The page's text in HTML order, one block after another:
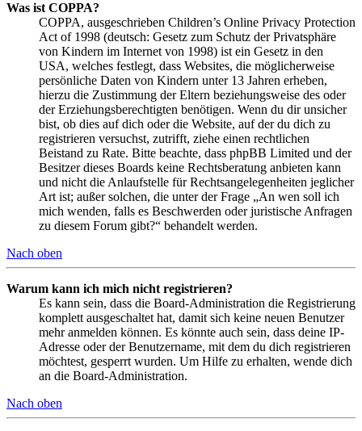
Was ist COPPA?
COPPA, ausgeschrieben Children’s Online Privacy Protection
Act of 1998 (deutsch: Gesetz zum Schutz der Privatsphäre
von Kindern im Internet von 1998) ist ein Gesetz in den
USA, welches festlegt, dass Websites, die möglicherweise
persönliche Daten von Kindern unter 13 Jahren erheben,
hierzu die Zustimmung der Eltern beziehungsweise des oder
der Erziehungsberechtigten benötigen. Wenn du dir unsicher
bist, ob dies auf dich oder die Website, auf der du dich zu
registrieren versuchst, zutrifft, ziehe einen rechtlichen
Beistand zu Rate. Bitte beachte, dass phpBB Limited und der
Besitzer dieses Boards keine Rechtsberatung anbieten kann
und nicht die Anlaufstelle für Rechtsangelegenheiten jeglicher
Art ist; außer solchen, die unter der Frage „An wen soll ich
mich wenden, falls es Beschwerden oder juristische Anfragen
zu diesem Forum gibt?“ behandelt werden.
Nach oben
Warum kann ich mich nicht registrieren?
Es kann sein, dass die Board-Administration die Registrierung
komplett ausgeschaltet hat, damit sich keine neuen Benutzer
mehr anmelden können. Es könnte auch sein, dass deine IP-
Adresse oder der Benutzername, mit dem du dich registrieren
möchtest, gesperrt wurden. Um Hilfe zu erhalten, wende dich
an die Board-Administration.
Nach oben